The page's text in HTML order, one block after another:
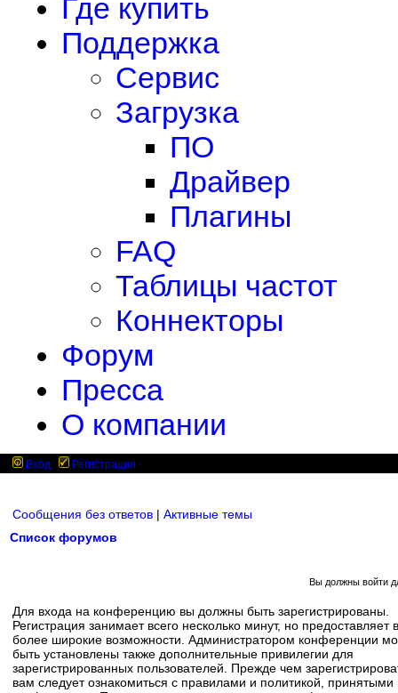
Где купить
Поддержка
Сервис
Загрузка
ПО
Драйвер
Плагины
FAQ
Таблицы частот
Коннекторы
Форум
Пресса
О компании
Вход Регистрация
Сообщения без ответов | Активные темы
Список форумов
Вы должны войти
Для входа на конференцию вы должны быть зарегистрированы.
Регистрация занимает всего несколько минут, но предоставляет
более широкие возможности. Администратором конференции
быть установлены также дополнительные привилегии для
зарегистрированных пользователей. Прежде чем
вам следует ознакомиться с правилами и политикой, принятыми